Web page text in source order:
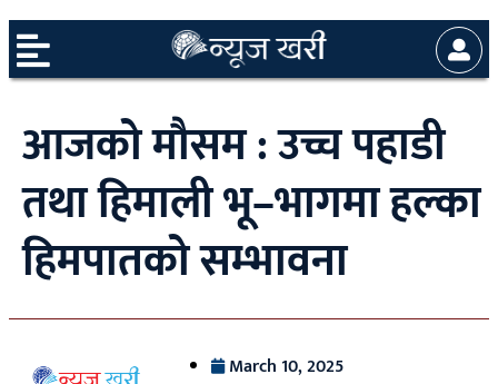
आजको मौसम : उच्च पहाडी
तथा हिमाली भू–भागमा हल्का
हिमपातको सम्भावना
March 10, 2025